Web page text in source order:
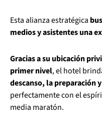
Esta alianza estratégica
medios y asistentes una
Gracias a su ubicación
primer nivel, el hotel
descanso, la preparación
perfectamente con el
media maratón.